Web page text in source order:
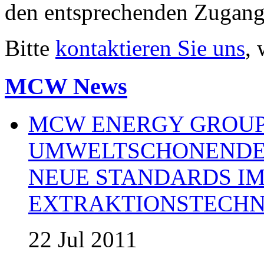
den entsprechenden
Bitte kontaktieren Sie uns,
MCW News
MCW ENERGY
NEUE STANDARDS
22 Jul 2011